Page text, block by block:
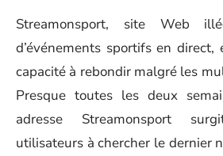
Streamonsport, site Web
d’événements sportifs en direct,
capacité à rebondir malgré les
Presque toutes les deux
adresse Streamonsport
utilisateurs à chercher le dernier